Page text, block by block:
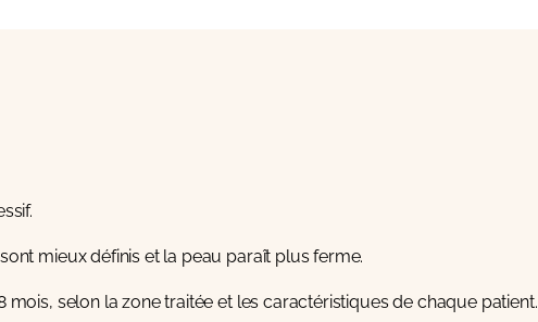
mieux définis et la peau paraît plus ferme.
mois, selon la zone traitée et les caractéristiques de chaque patient.